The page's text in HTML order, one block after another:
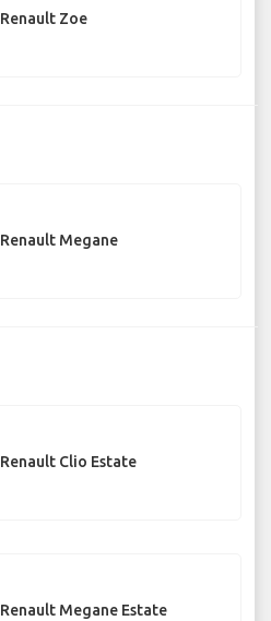
Renault Zoe
Renault Megane
Renault Clio Estate
Renault Megane Estate